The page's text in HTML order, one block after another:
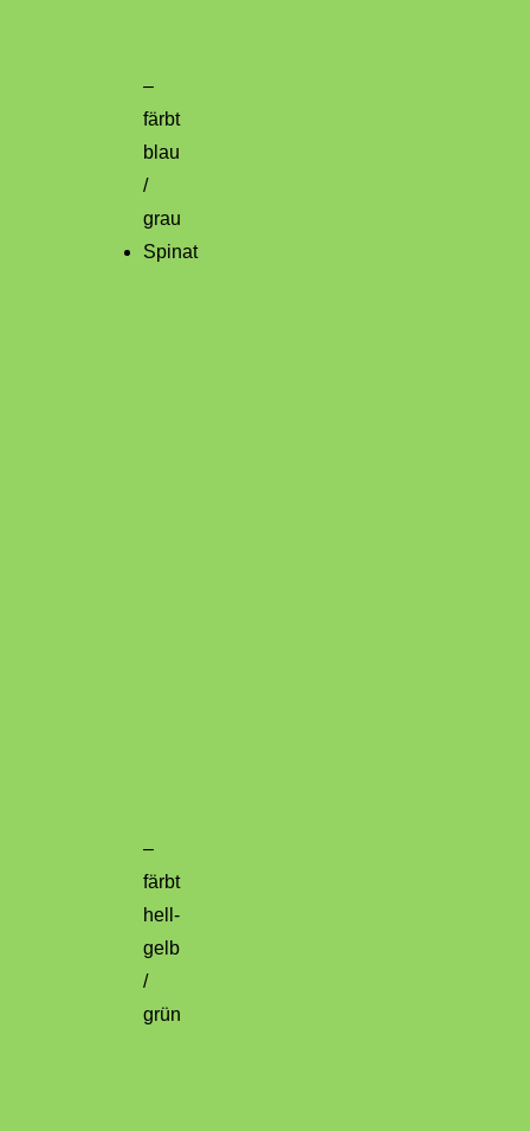
–
färbt
blau
/
grau
Spinat
–
färbt
hell-
gelb
/
grün